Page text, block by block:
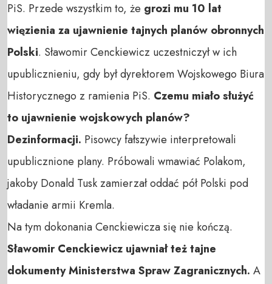
PiS. Przede wszystkim to, że grozi mu 10 lat
więzienia za ujawnienie tajnych planów obronnych
Polski. Sławomir Cenckiewicz uczestniczył w ich
upublicznieniu, gdy był dyrektorem Wojskowego Biura
Historycznego z ramienia PiS. Czemu miało służyć
to ujawnienie wojskowych planów?
Dezinformacji. Pisowcy fałszywie interpretowali
upublicznione plany. Próbowali wmawiać Polakom,
jakoby Donald Tusk zamierzał oddać pół Polski pod
władanie armii Kremla.
Na tym dokonania Cenckiewicza się nie kończą.
Sławomir Cenckiewicz ujawniał też tajne
dokumenty Ministerstwa Spraw Zagranicznych. A